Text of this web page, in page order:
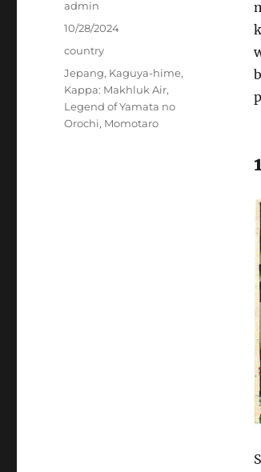
Author
admin
Posted
10/28/2024
Categories
country
Tags
Jepang, Kaguya-hime,
Kappa: Makhluk Air,
Legend of Yamata no
Orochi, Momotaro